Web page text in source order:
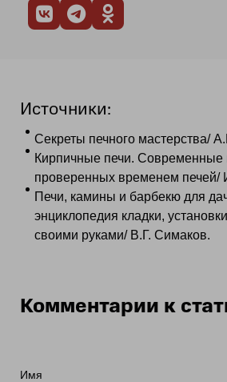
Источники:
Секреты печного мастерства/
Кирпичные печи. Современные
проверенных временем печей/
Печи, камины и барбекю для
энциклопедия кладки,
своими руками/ В.Г. Симаков.
Комментарии к
Имя